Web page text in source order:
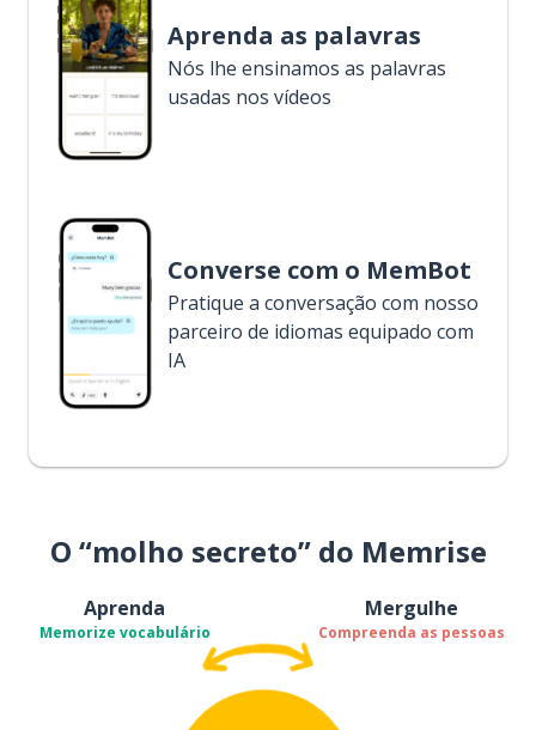
Aprenda as palavras
Nós lhe ensinamos as palavras
usadas nos vídeos
Converse com o MemBot
Pratique a conversação com nosso
parceiro de idiomas equipado com
IA
O “molho secreto” do Memrise
Aprenda
Memorize vocabulário
Mergulhe
Compreenda as pessoas